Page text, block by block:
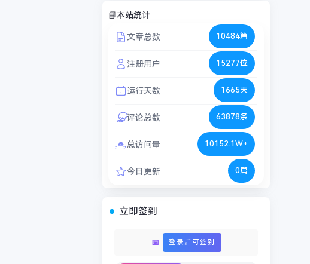
📘本站统计
文章总数 10484篇
注册用户 15277位
运行天数 1665天
评论总数 63878条
总访问量 10152.1W+
今日更新 0篇
立即签到
📅 登录后可签到